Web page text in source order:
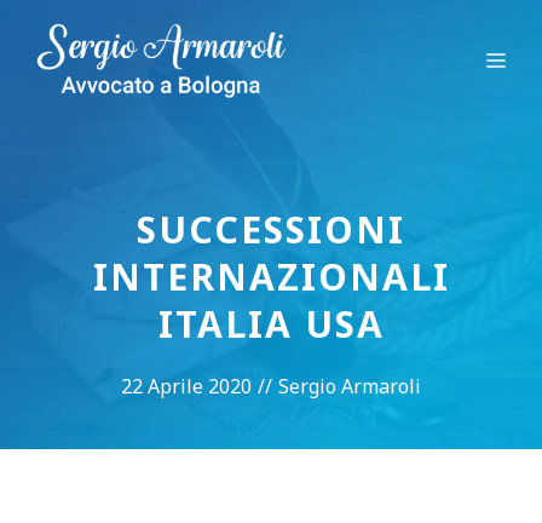
contenuto
SUCCESSIONI
INTERNAZIONALI
ITALIA USA
22 Aprile 2020 // Sergio Armaroli